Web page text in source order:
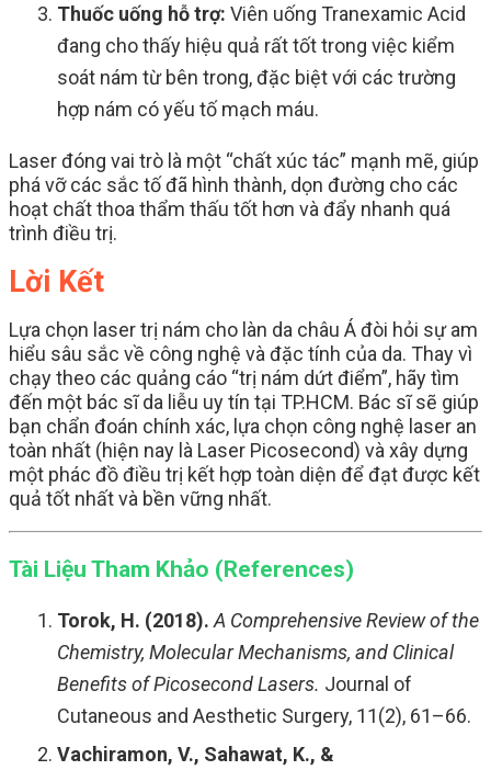
Thuốc uống hỗ trợ: Viên uống Tranexamic Acid
đang cho thấy hiệu quả rất tốt trong việc kiểm
soát nám từ bên trong, đặc biệt với các trường
hợp nám có yếu tố mạch máu.
Laser đóng vai trò là một “chất xúc tác” mạnh mẽ, giúp
phá vỡ các sắc tố đã hình thành, dọn đường cho các
hoạt chất thoa thẩm thấu tốt hơn và đẩy nhanh quá
trình điều trị.
Lời Kết
Lựa chọn laser trị nám cho làn da châu Á đòi hỏi sự am
hiểu sâu sắc về công nghệ và đặc tính của da. Thay vì
chạy theo các quảng cáo “trị nám dứt điểm”, hãy tìm
đến một bác sĩ da liễu uy tín tại TP.HCM. Bác sĩ sẽ giúp
bạn chẩn đoán chính xác, lựa chọn công nghệ laser an
toàn nhất (hiện nay là Laser Picosecond) và xây dựng
một phác đồ điều trị kết hợp toàn diện để đạt được kết
quả tốt nhất và bền vững nhất.
Tài Liệu Tham Khảo (References)
Torok, H. (2018). A Comprehensive Review of the
Chemistry, Molecular Mechanisms, and Clinical
Benefits of Picosecond Lasers. Journal of
Cutaneous and Aesthetic Surgery, 11(2), 61–66.
Vachiramon, V., Sahawat, K., &